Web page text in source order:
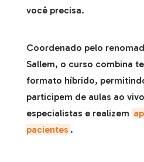
você precisa.
Coordenado pelo
Sallem, o curso combina
formato híbrido,
participem de aulas ao
especialistas e realizem
pacientes .